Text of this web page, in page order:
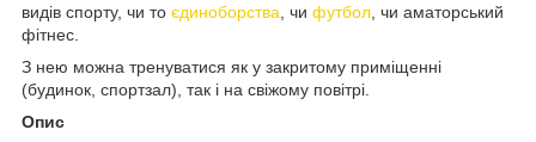
видів спорту, чи то єдиноборства , чи футбол , чи аматорський
фітнес.
З нею можна тренуватися як у закритому приміщенні
(будинок, спортзал), так і на свіжому повітрі.
Опис